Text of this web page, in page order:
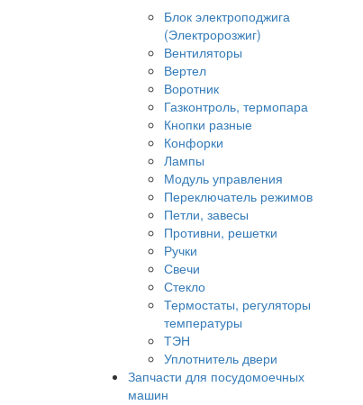
Блок электроподжига
(Электророзжиг)
Вентиляторы
Вертел
Воротник
Газконтроль, термопара
Кнопки разные
Конфорки
Лампы
Модуль управления
Переключатель режимов
Петли, завесы
Противни, решетки
Ручки
Свечи
Стекло
Термостаты, регуляторы
температуры
ТЭН
Уплотнитель двери
Запчасти для посудомоечных
машин